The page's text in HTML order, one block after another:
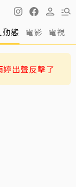
態 電影 電視
！背後原因超